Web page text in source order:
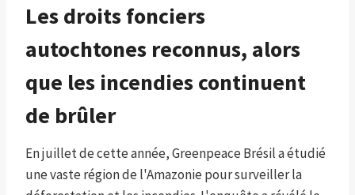
Les droits fonciers
autochtones reconnus, alors
que les incendies continuent
de brûler
En juillet de cette année, Greenpeace Brésil a étudié
une vaste région de l'Amazonie pour surveiller la